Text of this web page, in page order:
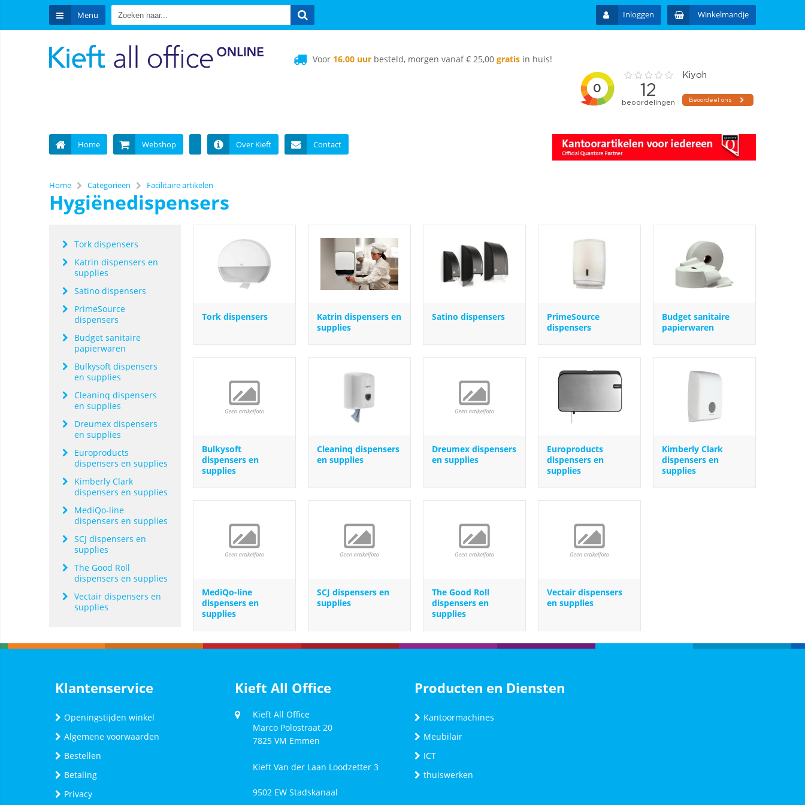
Menu Inloggen Winkelmandje
Voor 16.00 uur besteld, morgen vanaf € 25,00 gratis in huis!
Home Webshop Over Kieft Contact
Home Categorieën Facilitaire artikelen
Hygiënedispensers
Tork dispensers
Katrin dispensers en
supplies
Satino dispensers
PrimeSource
dispensers
Budget sanitaire
papierwaren
Bulkysoft dispensers
en supplies
Cleaninq dispensers
en supplies
Dreumex dispensers
en supplies
Europroducts
dispensers en supplies
Kimberly Clark
dispensers en supplies
MediQo-line
dispensers en supplies
SCJ dispensers en
supplies
The Good Roll
dispensers en supplies
Vectair dispensers en
supplies
Tork dispensers
Katrin dispensers en
supplies
Satino dispensers
PrimeSource
dispensers
Budget sanitaire
papierwaren
Bulkysoft
dispensers en
supplies
Cleaninq dispensers
en supplies
Dreumex dispensers
en supplies
Europroducts
dispensers en
supplies
Kimberly Clark
dispensers en
supplies
MediQo-line
dispensers en
supplies
SCJ dispensers en
supplies
The Good Roll
dispensers en
supplies
Vectair dispensers
en supplies
Klantenservice
Openingstijden winkel
Algemene voorwaarden
Bestellen
Betaling
Privacy
Kieft All Office
Kieft All Office
Marco Polostraat 20
7825 VM Emmen
Kieft Van der Laan Loodzetter 3
9502 EW Stadskanaal
Producten en Diensten
Kantoormachines
Meubilair
ICT
thuiswerken